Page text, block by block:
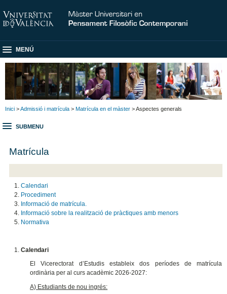
MENÚ
Inici >Admissió i matrícula > Matrícula en el màster > Aspectes generals
SUBMENU
Matrícula
Calendari
Procediment
Informació de matrícula.
Informació sobre la realització de pràctiques amb menors
Normativa
Calendari
El Vicerectorat d’Estudis estableix dos períodes de matrícula
ordinària per al curs acadèmic 2026-2027:
A) Estudiants de nou ingrés: